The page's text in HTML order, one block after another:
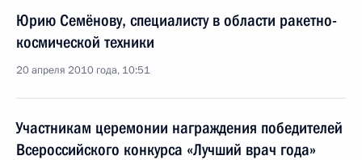
Юрию Семёнову, специалисту в области ракетно-
космической техники
20 апреля 2010 года, 10:51
Участникам церемонии награждения победителей
Всероссийского конкурса «Лучший врач года»